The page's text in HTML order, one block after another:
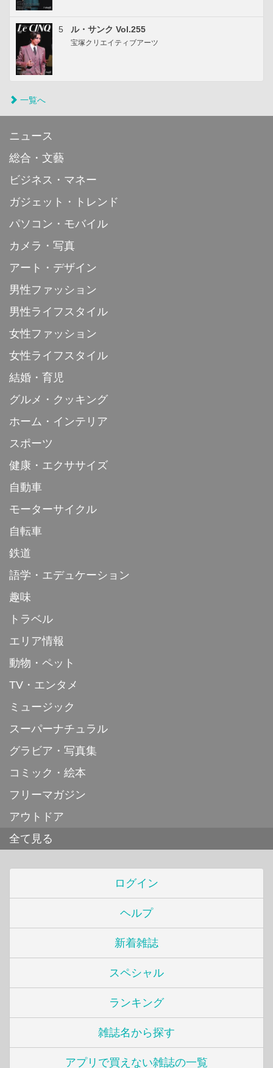
5 ル・サンク Vol.255
宝塚クリエイティブアーツ
一覧へ
ニュース
総合・文藝
ビジネス・マネー
ガジェット・トレンド
パソコン・モバイル
カメラ・写真
アート・デザイン
男性ファッション
男性ライフスタイル
女性ファッション
女性ライフスタイル
結婚・育児
グルメ・クッキング
ホーム・インテリア
スポーツ
健康・エクササイズ
自動車
モーターサイクル
自転車
鉄道
語学・エデュケーション
趣味
トラベル
エリア情報
動物・ペット
TV・エンタメ
ミュージック
スーパーナチュラル
グラビア・写真集
コミック・絵本
フリーマガジン
アウトドア
全て見る
ログイン
ヘルプ
新着雑誌
スペシャル
ランキング
雑誌名から探す
アプリで買えない雑誌の一覧